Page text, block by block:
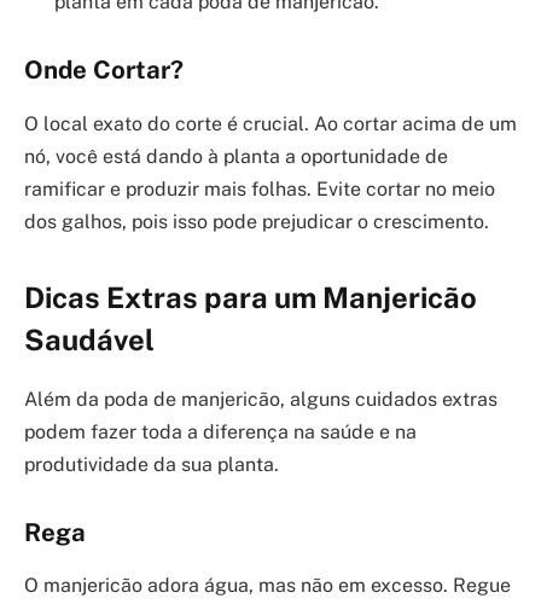
Onde Cortar?
O local exato do corte é crucial. Ao cortar acima de um
nó, você está dando à planta a oportunidade de
ramificar e produzir mais folhas. Evite cortar no meio
dos galhos, pois isso pode prejudicar o crescimento.
Dicas Extras para um Manjericão
Saudável
Além da poda de manjericão, alguns cuidados extras
podem fazer toda a diferença na saúde e na
produtividade da sua planta.
Rega
O manjericão adora água, mas não em excesso. Regue